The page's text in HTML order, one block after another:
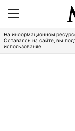
На информационном
Оставаясь на сайте, вы
использование.